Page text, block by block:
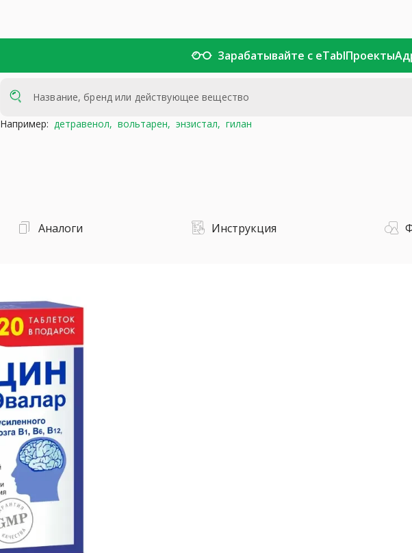
Зарабатывайте с eTablПроекты
Например: детравенол, вольтарен, энзистал, гилан
Аналоги Инструкция